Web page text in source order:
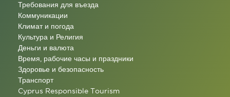
Требования для въезда
Коммуникации
Климат и погода
Культура и Религия
Деньги и валюта
Время, рабочие часы и праздники
Здоровье и безопасность
Транспорт
Cyprus Responsible Tourism